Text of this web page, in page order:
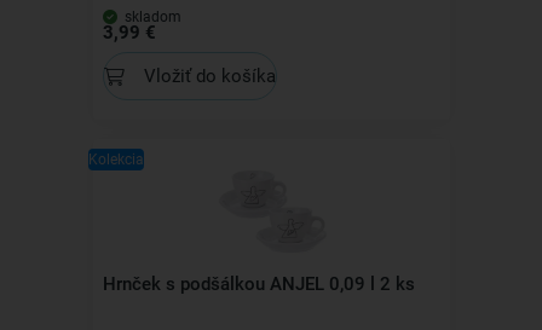
skladom
3,99 €
Vložiť do košíka
Kolekcia
Hrnček s podšálkou ANJEL 0,09 l 2 ks